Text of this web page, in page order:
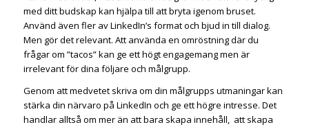
med ditt budskap kan hjälpa till att bryta igenom bruset.
Använd även fler av LinkedIn’s format och bjud in till dialog.
Men gör det relevant. Att använda en omröstning där du
frågar om ”tacos” kan ge ett högt engagemang men är
irrelevant för dina följare och målgrupp.
Genom att medvetet skriva om din målgrupps utmaningar kan
stärka din närvaro på LinkedIn och ge ett högre intresse. Det
handlar alltså om mer än att bara skapa innehåll, att skapa